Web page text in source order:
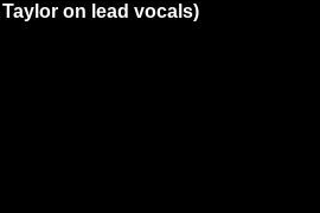
on lead vocals)